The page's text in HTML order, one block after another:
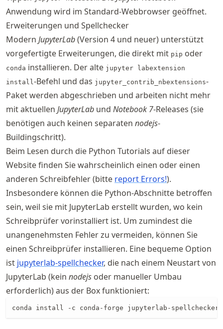
Anwendung wird im Standard-Webbrowser geöffnet.
Erweiterungen und Spellchecker
Modern JupyterLab(Version 4 und neuer) unterstützt
vorgefertigte Erweiterungen, die direkt mit pip oder
conda installieren. Der alte jupyter labextension
install-Befehl und das jupyter_contrib_nbextensions-
Paket werden abgeschrieben und arbeiten nicht mehr
mit aktuellen JupyterLab und Notebook 7-Releases (sie
benötigen auch keinen separaten nodejs-
Buildingschritt).
Beim Lesen durch die Python Tutorials auf dieser
Website finden Sie wahrscheinlich einen oder einen
anderen Schreibfehler (bitte report Errors!).
Insbesondere können die Python-Abschnitte betroffen
sein, weil sie mit JupyterLab erstellt wurden, wo kein
Schreibprüfer vorinstalliert ist. Um zumindest die
unangenehmsten Fehler zu vermeiden, können Sie
einen Schreibprüfer installieren. Eine bequeme Option
ist jupyterlab-spellchecker, die nach einem Neustart von
JupyterLab (kein nodejs oder manueller Umbau
erforderlich) aus der Box funktioniert:
conda install -c conda-forge jupyterlab-spellchecker